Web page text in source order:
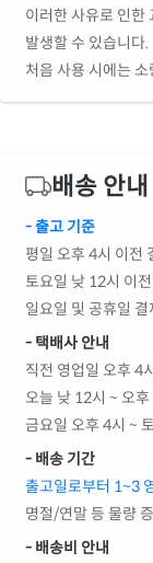
이러한 사유로 인한
발생할 수 있습니다.
처음 사용 시에는
배송 안내
- 출고 기준
평일 오후 4시 이전
토요일 낮 12시 이
일요일 및 공휴일
- 택배사 안내
직전 영업일 오후 4
오늘 낮 12시 ~ 오
금요일 오후 4시 ~
- 배송 기간
출고일로부터 1~3
명절/연말 등 물량
- 배송비 안내